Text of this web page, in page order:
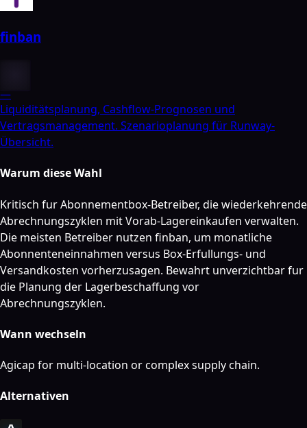
finban
—
Liquiditätsplanung, Cashflow-Prognosen und
Vertragsmanagement. Szenarioplanung für Runway-
Übersicht.
Warum diese Wahl
Kritisch fur Abonnementbox-Betreiber, die wiederkehrende
Abrechnungszyklen mit Vorab-Lagereinkaufen verwalten.
Die meisten Betreiber nutzen finban, um monatliche
Abonnenteneinnahmen versus Box-Erfullungs- und
Versandkosten vorherzusagen. Bewahrt unverzichtbar fur
die Planung der Lagerbeschaffung vor
Abrechnungszyklen.
Wann wechseln
Agicap for multi-location or complex supply chain.
Alternativen